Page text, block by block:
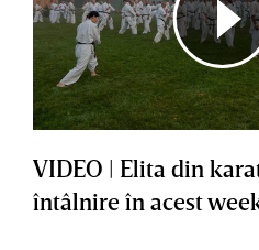
VIDEO | Elita din
întâlnire în acest